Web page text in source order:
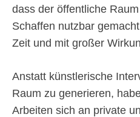
dass der öffentliche
Schaffen nutzbar
Zeit und mit großer
Anstatt künstlerische
Raum zu generieren,
Arbeiten sich an private